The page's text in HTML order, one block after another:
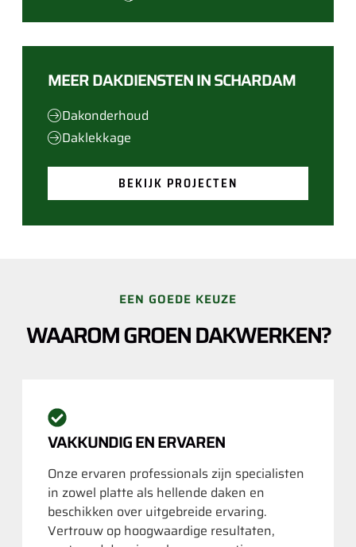
MEER DAKDIENSTEN IN SCHARDAM
Dakonderhoud
Daklekkage
BEKIJK PROJECTEN
EEN GOEDE KEUZE
WAAROM GROEN DAKWERKEN?
VAKKUNDIG EN ERVAREN
Onze ervaren professionals zijn specialisten
in zowel platte als hellende daken en
beschikken over uitgebreide ervaring.
Vertrouw op hoogwaardige resultaten,